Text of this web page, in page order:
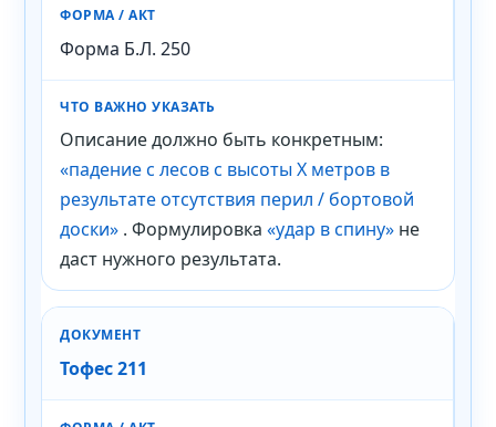
Форма Б.Л. 250
Описание должно быть конкретным:
«падение с лесов с высоты X метров в
результате отсутствия перил / бортовой
доски» . Формулировка«удар в спину» не
даст нужного результата.
Тофес 211